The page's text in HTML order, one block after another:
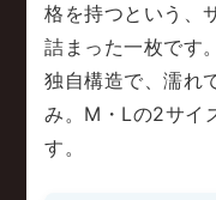
格を持つという、
詰まった一枚です
独自構造で、濡れ
み。M・Lの2サイ
す。